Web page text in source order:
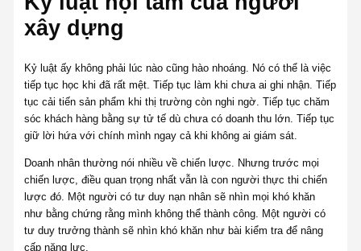
xây dựng
Kỷ luật ấy không phải lúc nào cũng hào nhoáng. Nó có thể là việc
tiếp tục học khi đã rất mệt. Tiếp tục làm khi chưa ai ghi nhận. Tiếp
tục cải tiến sản phẩm khi thị trường còn nghi ngờ. Tiếp tục chăm
sóc khách hàng bằng sự tử tế dù chưa có doanh thu lớn. Tiếp tục
giữ lời hứa với chính mình ngay cả khi không ai giám sát.
Doanh nhân thường nói nhiều về chiến lược. Nhưng trước mọi
chiến lược, điều quan trọng nhất vẫn là con người thực thi chiến
lược đó. Một người có tư duy nạn nhân sẽ nhìn mọi khó khăn
như bằng chứng rằng mình không thể thành công. Một người có
tư duy trưởng thành sẽ nhìn khó khăn như bài kiểm tra để nâng
cấp năng lực.